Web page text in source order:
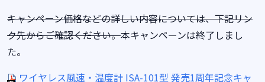
キャンペーン価格などの詳しい内容については、下記リン
ク先からご確認ください。本キャンペーンは終了しまし
た。
ワイヤレス風速・温度計 ISA-101型 発売1周年記念キャ